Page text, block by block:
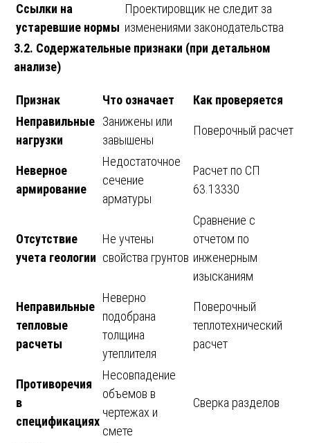
Ссылки на
устаревшие нормы
Проектировщик не следит за
изменениями законодательства
3.2. Содержательные признаки (при детальном
анализе)
Признак Что означает
Как проверяется
Неправильные
нагрузки
Занижены или
завышены
Поверочный расчет
Неверное
армирование
Недостаточное
сечение
арматуры
Расчет по СП
63.13330
Отсутствие
учета геологии
Не учтены
свойства грунтов
Сравнение с
отчетом по
инженерным
изысканиям
Неправильные
тепловые
расчеты
Неверно
подобрана
толщина
утеплителя
Поверочный
теплотехнический
расчет
Противоречия
в
спецификациях
Несовпадение
объемов в
чертежах и
смете
Сверка разделов